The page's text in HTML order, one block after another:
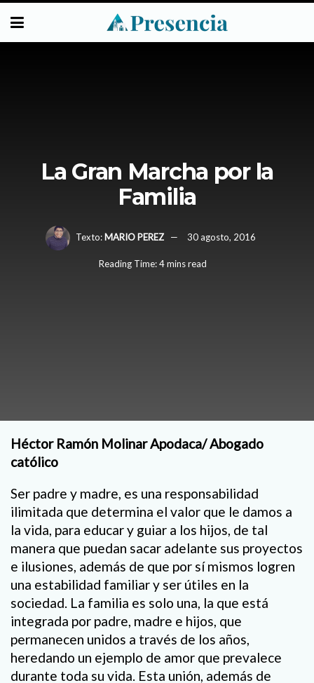
La Gran Marcha por la
Familia
Texto: MARIO PEREZ 30 agosto, 2016
Reading Time: 4 mins read
Héctor Ramón Molinar Apodaca/ Abogado
católico
Ser padre y madre, es una responsabilidad
ilimitada que determina el valor que le damos a
la vida, para educar y guiar a los hijos, de tal
manera que puedan sacar adelante sus proyectos
e ilusiones, además de que por sí mismos logren
una estabilidad familiar y ser útiles en la
sociedad. La familia es solo una, la que está
integrada por padre, madre e hijos, que
permanecen unidos a través de los años,
heredando un ejemplo de amor que prevalece
durante toda su vida. Esta unión, además de